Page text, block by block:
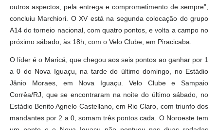
outros aspectos, pela entrega e comprometimento de sempre”,
concluiu Marchiori. O XV está na segunda colocação do grupo
A14 do torneio nacional, com quatro pontos, e volta a campo no
próximo sábado, às 18h, com o Velo Clube, em Piracicaba.
O líder é o Maricá, que chegou aos seis pontos ao ganhar por 1
a 0 do Nova Iguaçu, na tarde do último domingo, no Estádio
Jânio Moraes, em Nova Iguaçu. Velo Clube e Sampaio
Corrêa/RJ, que se encontraram na noite do último sábado, no
Estádio Benito Agnelo Castellano, em Rio Claro, com triunfo dos
mandantes por 2 a 0, somam três pontos cada. O Noroeste tem